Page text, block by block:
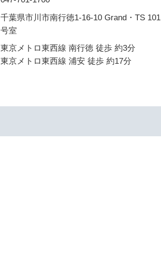
千葉県市川市南行徳1-16-10 Grand・TS 101
号室
東京メトロ東西線 南行徳 徒歩 約3分
東京メトロ東西線 浦安 徒歩 約17分